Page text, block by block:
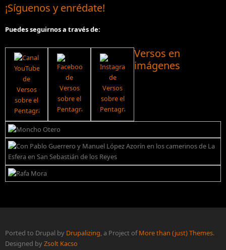
¡Síguenos y enrédate!
Puedes seguirnos a través de:
Versos en
imágenes
Ported to Drupal by Drupalizing, a Project ofMore than (just) Themes.
Designed byZsolt Kacso